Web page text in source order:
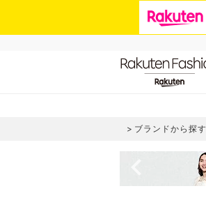
ブランドから探す